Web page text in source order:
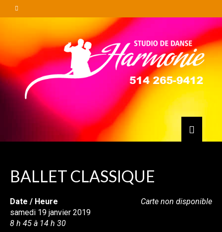
BALLET CLASSIQUE
Carte non disponible
Date / Heure
samedi 19 janvier 2019
8 h 45 à 14 h 30